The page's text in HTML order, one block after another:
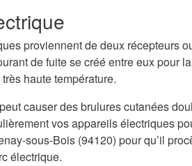
proviennent de deux récepteurs
de fuite se créé entre eux pour
haute température.
causer des brulures cutanées
vos appareils électriques
sous-Bois (94120) pour qu’il
électrique.